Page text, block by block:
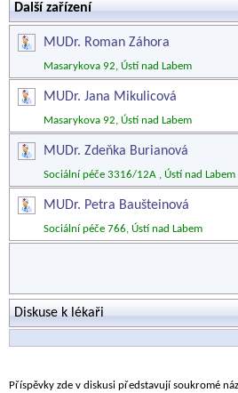
Další zařízení
MUDr. Roman Záhora
Masarykova 92, Ústí nad Labem
MUDr. Jana Mikulicová
Masarykova 92, Ústí nad Labem
MUDr. Zdeňka Burianová
Sociální péče 3316/12A , Ústí nad Labem
MUDr. Petra Baušteinová
Sociální péče 766, Ústí nad Labem
Diskuse k lékaři
Příspěvky zde v diskusi představují soukromé